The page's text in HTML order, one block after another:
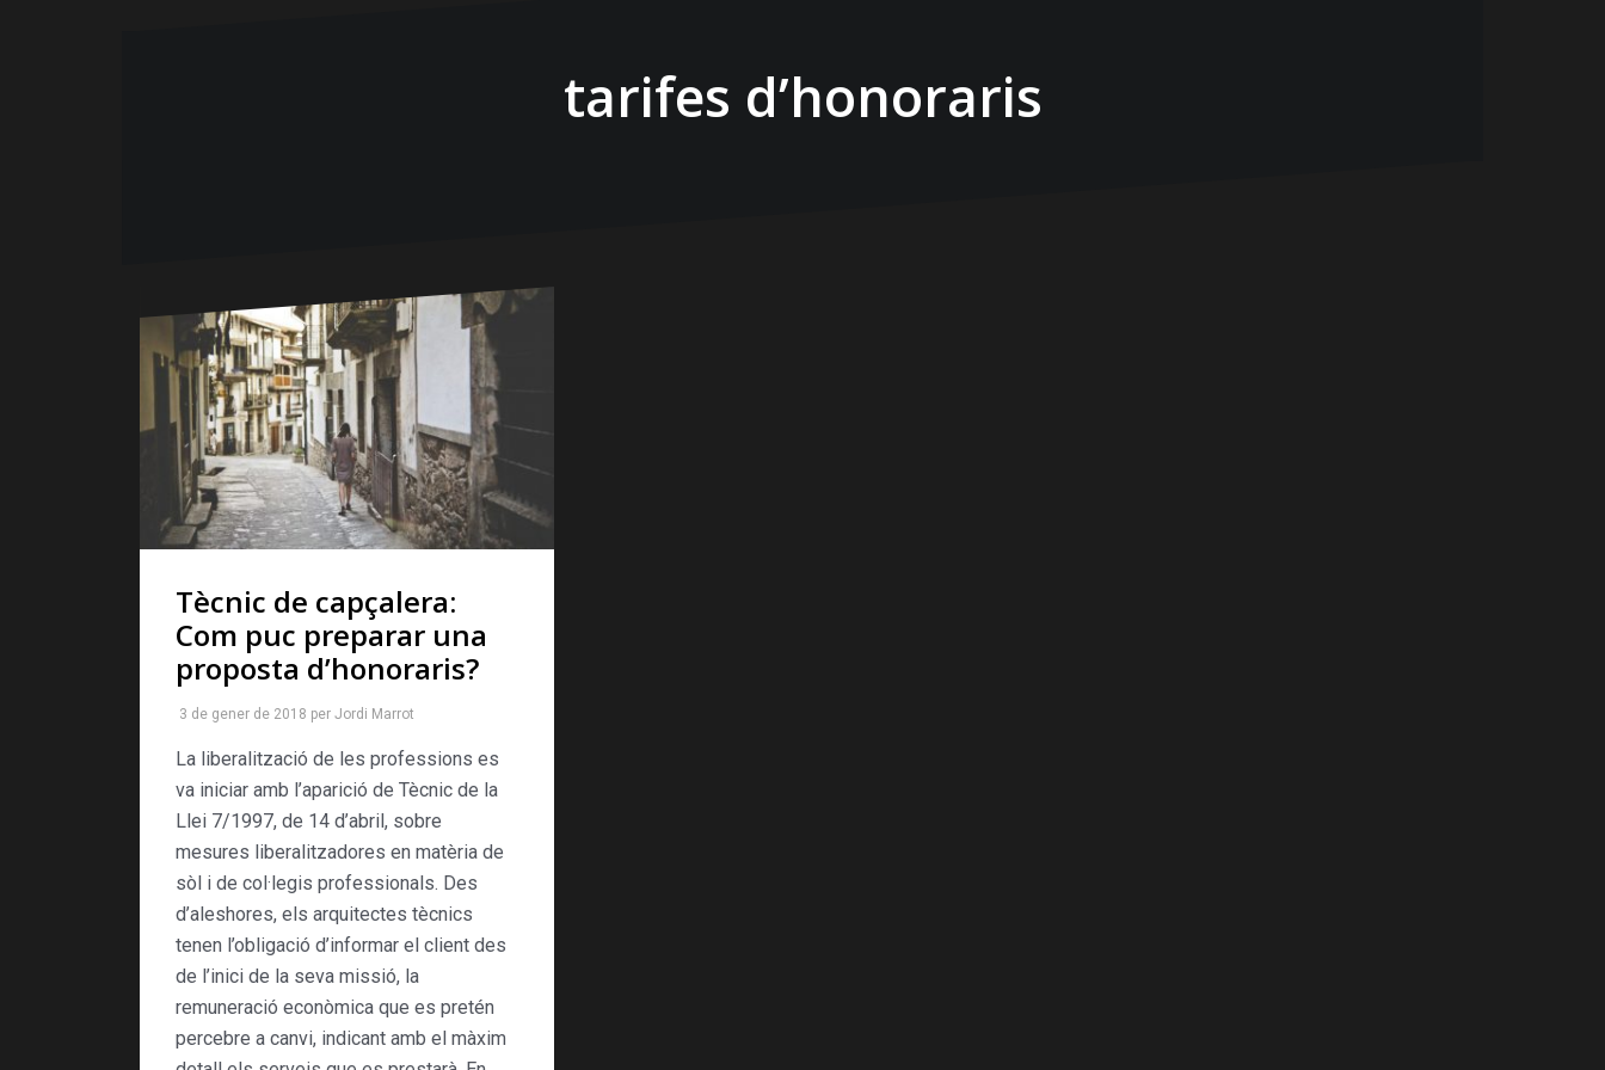
tarifes d’honoraris
Tècnic de capçalera:
Com puc preparar una
proposta d’honoraris?
3 de gener de 2018 per Jordi Marrot
La liberalització de les professions es
va iniciar amb l’aparició de Tècnic de la
Llei 7/1997, de 14 d’abril, sobre
mesures liberalitzadores en matèria de
sòl i de col·legis professionals. Des
d’aleshores, els arquitectes tècnics
tenen l’obligació d’informar el client des
de l’inici de la seva missió, la
remuneració econòmica que es pretén
percebre a canvi, indicant amb el màxim